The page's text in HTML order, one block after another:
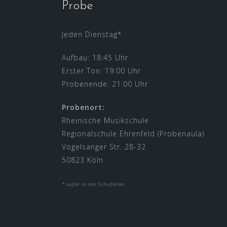
Probe
Jeden Dienstag*
Aufbau: 18:45 Uhr
Erster Ton: 19:00 Uhr
Probenende: 21:00 Uhr
Probenort:
Rheinische Musikschule
Regionalschule Ehrenfeld (Probenaula)
Vogelsanger Str. 28-32
50823 Köln
* außer in den Schulferien